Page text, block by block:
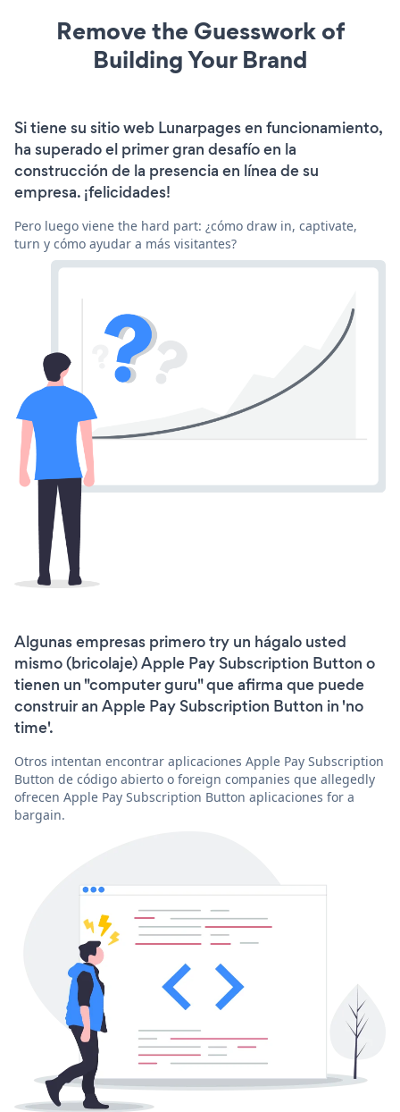
Remove the Guesswork of
Building Your Brand
Si tiene su sitio web Lunarpages en funcionamiento,
ha superado el primer gran desafío en la
construcción de la presencia en línea de su
empresa. ¡felicidades!
Pero luego viene the hard part: ¿cómo draw in, captivate,
turn y cómo ayudar a más visitantes?
Algunas empresas primero try un hágalo usted
mismo (bricolaje) Apple Pay Subscription Button o
tienen un "computer guru" que afirma que puede
construir an Apple Pay Subscription Button in 'no
time'.
Otros intentan encontrar aplicaciones Apple Pay Subscription
Button de código abierto o foreign companies que allegedly
ofrecen Apple Pay Subscription Button aplicaciones for a
bargain.